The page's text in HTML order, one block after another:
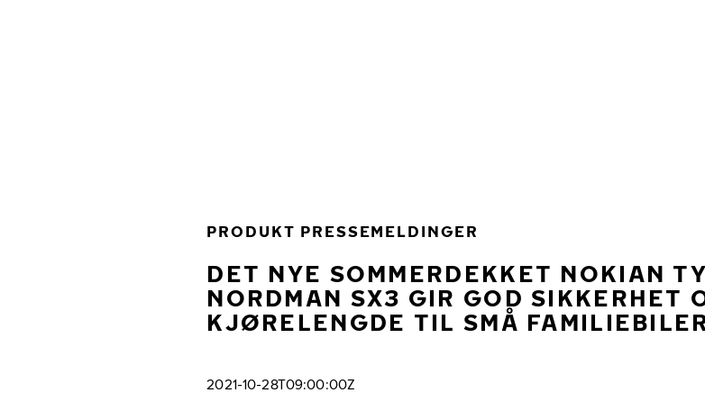
PRODUKT PRESSEMELDINGER
DET NYE SOMMERDEKKET NOKIAN
NORDMAN SX3 GIR GOD SIKKERHET
KJØRELENGDE TIL SMÅ
2021-10-28T09:00:00Z